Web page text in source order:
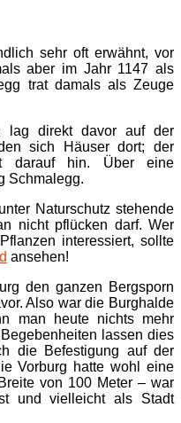
sehr oft erwähnt, vor
aber im Jahr 1147 als
trat damals als Zeuge
lag direkt davor auf der
sich Häuser dort; der
darauf hin. Über eine
Schmalegg.
Naturschutz stehende
nicht pflücken darf. Wer
interessiert, sollte
ansehen!
den ganzen Bergsporn
Also war die Burghalde
man heute nichts mehr
lassen dies
die Befestigung auf der
Vorburg hatte wohl eine
von 100 Meter – war
und vielleicht als Stadt